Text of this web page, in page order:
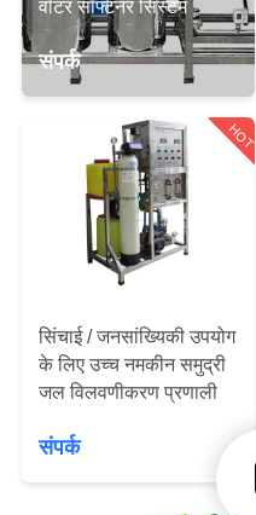
गुणवत्ता
नियंत्रण
अनुरोध
वॉटर सॉफ्टनर सिस्टम
संपर्क
HOT
सिंचाई / जनसांख्यिकी उपयोग
के लिए उच्च नमकीन समुद्री
जल विलवणीकरण प्रणाली
संपर्क